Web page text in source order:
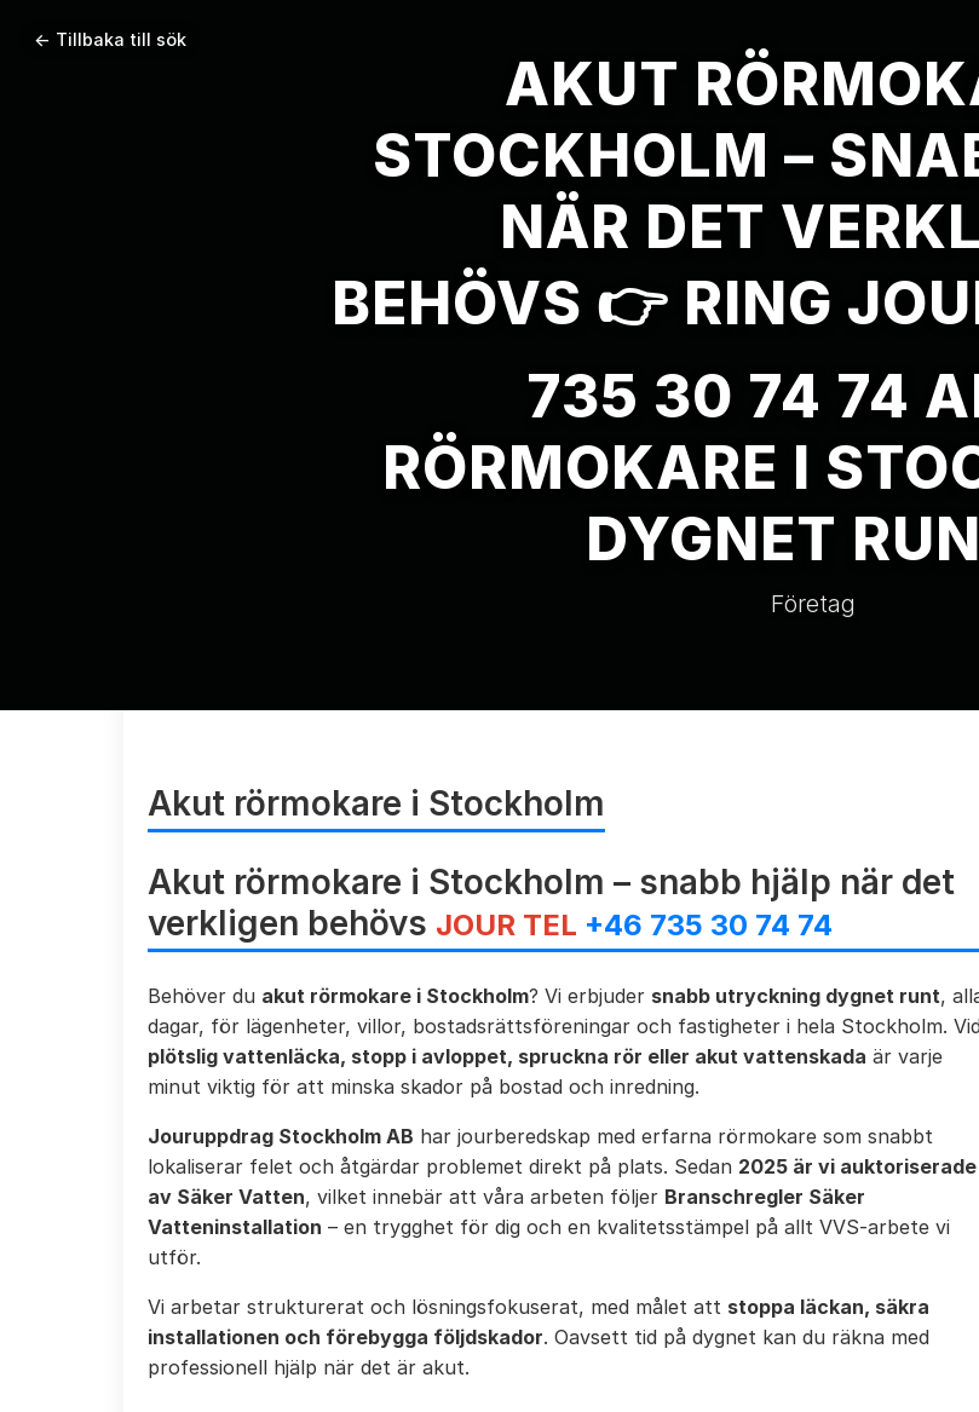
← Tillbaka till sök
AKUT
STOCKHOLM –
NÄR DET
BEHÖVS 👉 RING
735 30 74 74
RÖRMOKARE I
DYGNET
Företag
Akut rörmokare i Stockholm
Akut rörmokare i Stockholm – snabb hjälp när det
verkligen behövs JOUR TEL +46 735 30 74 74
Behöver du akut rörmokare i Stockholm? Vi erbjuder snabb utryckning dygnet runt,
dagar, för lägenheter, villor, bostadsrättsföreningar och fastigheter i hela Stockholm. Vid
plötslig vattenläcka, stopp i avloppet, spruckna rör eller akut vattenskada är varje
minut viktig för att minska skador på bostad och inredning.
Jouruppdrag Stockholm AB har jourberedskap med erfarna rörmokare som snabbt
lokaliserar felet och åtgärdar problemet direkt på plats. Sedan 2025 är vi auktoriserade
av Säker Vatten, vilket innebär att våra arbeten följer Branschregler Säker
Vatteninstallation – en trygghet för dig och en kvalitetsstämpel på allt VVS-arbete vi
utför.
Vi arbetar strukturerat och lösningsfokuserat, med målet att stoppa läckan, säkra
installationen och förebygga följdskador. Oavsett tid på dygnet kan du räkna med
professionell hjälp när det är akut.